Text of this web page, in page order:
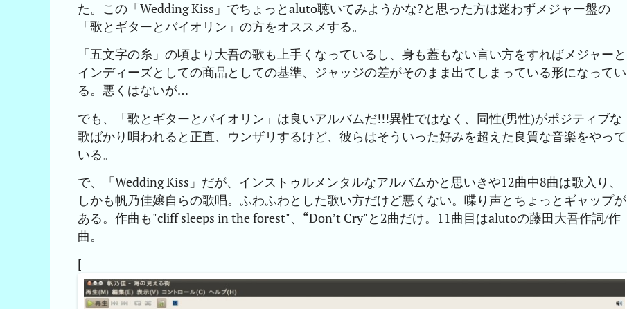
た。この「Wedding Kiss」でちょっとaluto聴いてみようかな?と思った方は迷わずメジャー盤の
「歌とギターとバイオリン」の方をオススメする。
「五文字の糸」の頃より大吾の歌も上手くなっているし、身も蓋もない言い方をすればメジャーと
インディーズとしての商品としての基準、ジャッジの差がそのまま出てしまっている形になってい
る。悪くはないが…
でも、「歌とギターとバイオリン」は良いアルバムだ!!!異性ではなく、同性(男性)がポジティブな
歌ばかり唄われると正直、ウンザリするけど、彼らはそういった好みを超えた良質な音楽をやって
いる。
で、「Wedding Kiss」だが、インストゥルメンタルなアルバムかと思いきや12曲中8曲は歌入り、
しかも帆乃佳嬢自らの歌唱。ふわふわとした歌い方だけど悪くない。喋り声とちょっとギャップが
ある。作曲も"cliff sleeps in the forest"、“Don’t Cry"と2曲だけ。11曲目はalutoの藤田大吾作詞/作
曲。
[